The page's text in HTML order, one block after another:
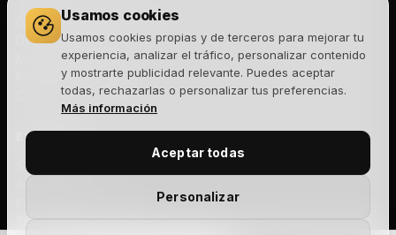
Usamos cookies
Usamos cookies propias y de terceros para mejorar tu
experiencia, analizar el tráfico, personalizar contenido
y mostrarte publicidad relevante. Puedes aceptar
todas, rechazarlas o personalizar tus preferencias.
Más información
Personalizar
Aceptar todas
Gastos y plazos de envío
Devoluciones
Métodos de pago
Preguntas frecuentes
Contacto
EMPRESA
Sobre nosotros
Aviso legal
Términos y condiciones